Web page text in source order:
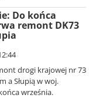
Do końca
remont DK73
drogi krajowej nr 73
a Słupią w woj.
września.